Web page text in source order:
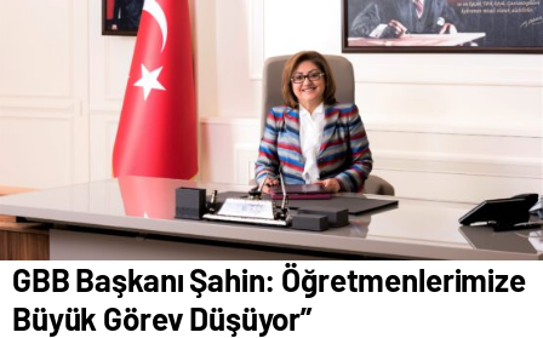
GBB Başkanı Şahin: Öğretmenlerimize
Büyük Görev Düşüyor”